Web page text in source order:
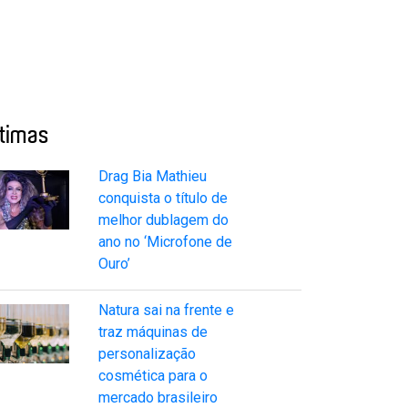
Drag Bia Mathieu
conquista o título de
melhor dublagem do
ano no ‘Microfone de
Ouro’
Natura sai na frente e
traz máquinas de
personalização
cosmética para o
mercado brasileiro